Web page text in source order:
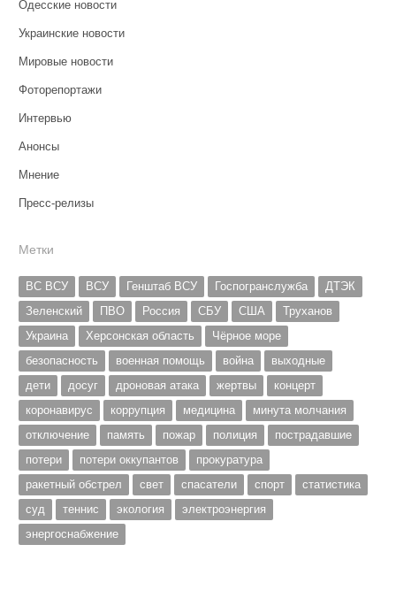
Одесские новости
Украинские новости
Мировые новости
Фоторепортажи
Интервью
Анонсы
Мнение
Пресс-релизы
Метки
ВС ВСУ ВСУ Генштаб ВСУ Госпогранслужба
ДТЭК
Зеленский
ПВО Россия СБУ США
Труханов
Украина
Херсонская область
Чёрное море
безопасность
военная помощь война
выходные
дети
досуг дроновая атака жертвы
концерт
коронавирус
коррупция медицина
минута молчания
отключение
память пожар полиция
пострадавшие
потери
потери оккупантов
прокуратура
ракетный обстрел
свет спасатели спорт
статистика
суд
теннис экология
электроэнергия
энергоснабжение